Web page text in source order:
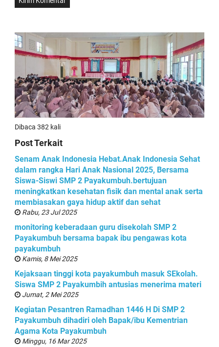
Dibaca 382 kali
Post Terkait
Senam Anak Indonesia Hebat.Anak Indonesia Sehat
dalam rangka Hari Anak Nasional 2025, Bersama
Siswa-Siswi SMP 2 Payakumbuh.bertujuan
meningkatkan kesehatan fisik dan mental anak serta
membiasakan gaya hidup aktif dan sehat
Rabu, 23 Jul 2025
monitoring keberadaan guru disekolah SMP 2
Payakumbuh bersama bapak ibu pengawas kota
payakumbuh
Kamis, 8 Mei 2025
Kejaksaan tinggi kota payakumbuh masuk SEkolah.
Siswa SMP 2 Payakumbih antusias menerima materi
Jumat, 2 Mei 2025
Kegiatan Pesantren Ramadhan 1446 H Di SMP 2
Payakumbuh dihadiri oleh Bapak/ibu Kementrian
Agama Kota Payakumbuh
Minggu, 16 Mar 2025